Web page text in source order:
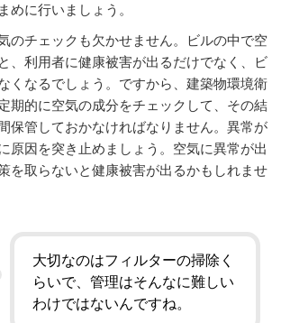
めに行いましょう。
のチェックも欠かせません。ビルの中で空
、利用者に健康被害が出るだけでなく、ビ
くなるでしょう。ですから、建築物環境衛
期的に空気の成分をチェックして、その結
保管しておかなければなりません。異常が
原因を突き止めましょう。空気に異常が出
を取らないと健康被害が出るかもしれませ
大切なのはフィルターの掃除く
らいで、管理はそんなに難しい
わけではないんですね。